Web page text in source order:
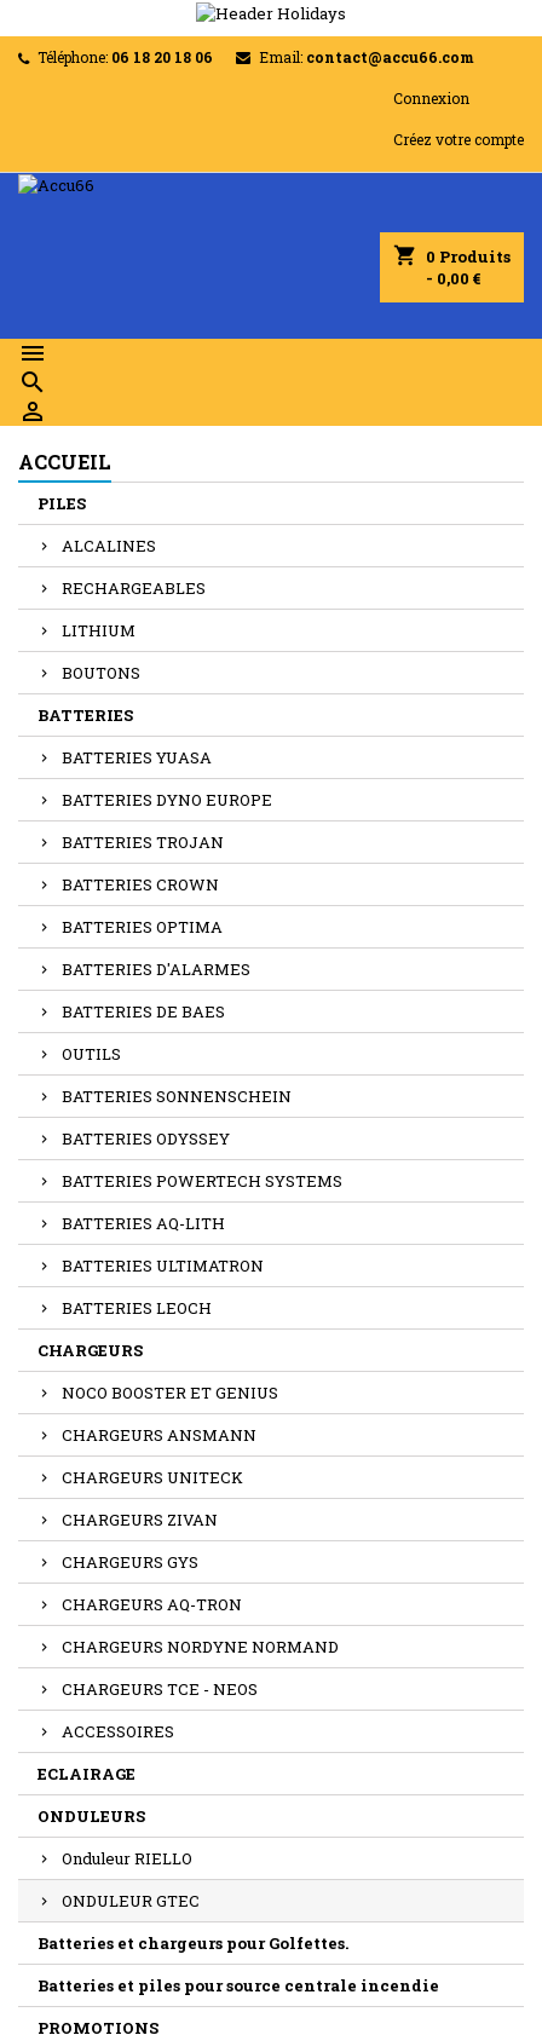
Téléphone: 06 18 20 18 06 Email: contact@accu66.com
Connexion
Créez votre compte
shopping_cart 0 Produits
- 0,00 €



ACCUEIL
PILES
ALCALINES
RECHARGEABLES
LITHIUM
BOUTONS
BATTERIES
BATTERIES YUASA
BATTERIES DYNO EUROPE
BATTERIES TROJAN
BATTERIES CROWN
BATTERIES OPTIMA
BATTERIES D'ALARMES
BATTERIES DE BAES
OUTILS
BATTERIES SONNENSCHEIN
BATTERIES ODYSSEY
BATTERIES POWERTECH SYSTEMS
BATTERIES AQ-LITH
BATTERIES ULTIMATRON
BATTERIES LEOCH
CHARGEURS
NOCO BOOSTER ET GENIUS
CHARGEURS ANSMANN
CHARGEURS UNITECK
CHARGEURS ZIVAN
CHARGEURS GYS
CHARGEURS AQ-TRON
CHARGEURS NORDYNE NORMAND
CHARGEURS TCE - NEOS
ACCESSOIRES
ECLAIRAGE
ONDULEURS
Onduleur RIELLO
ONDULEUR GTEC
Batteries et chargeurs pour Golfettes.
Batteries et piles pour source centrale incendie
PROMOTIONS